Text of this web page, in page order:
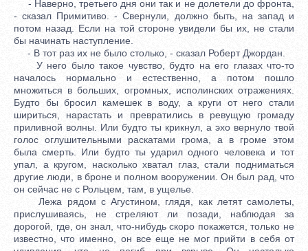
- Наверно, третьего дня они так и не долетели до фронта,
- сказал Примитиво. - Свернули, должно быть, на запад и
потом назад. Если на той стороне увидели бы их, не стали
бы начинать наступление.
- В тот раз их не было столько, - сказал Роберт Джордан.
У него было такое чувство, будто на его глазах что-то
началось нормально и естественно, а потом пошло
множиться в больших, огромных, исполинских отражениях.
Будто бы бросил камешек в воду, а круги от него стали
шириться, нарастать и превратились в ревущую громаду
приливной волны. Или будто ты крикнул, а эхо вернуло твой
голос оглушительными раскатами грома, а в громе этом
была смерть. Или будто ты ударил одного человека и тот
упал, а кругом, насколько хватал глаз, стали подниматься
другие люди, в броне и полном вооружении. Он был рад, что
он сейчас не с Рольцем, там, в ущелье.
Лежа рядом с Агустином, глядя, как летят самолеты,
прислушиваясь, не стреляют ли позади, наблюдая за
дорогой, где, он знал, что-нибудь скоро покажется, только не
известно, что именно, он все еще не мог прийти в себя от